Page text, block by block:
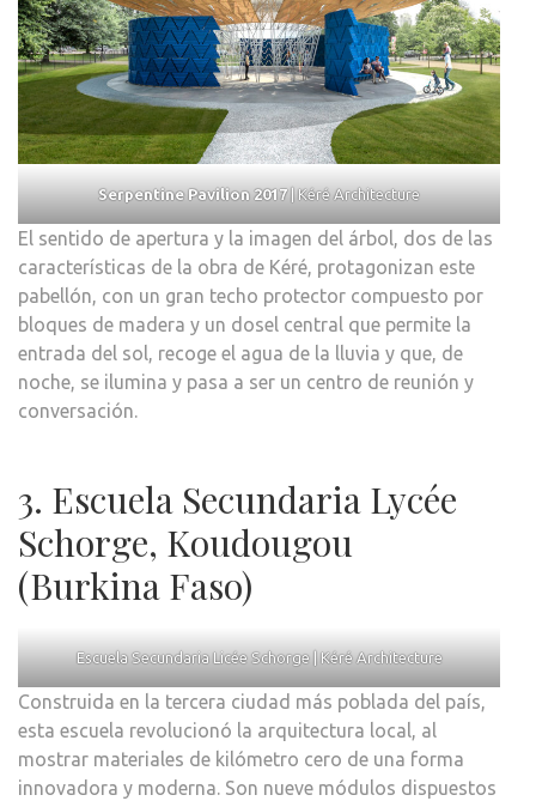
Serpentine Pavilion 2017| Kéré Architecture
El sentido de apertura y la imagen del árbol, dos de las
características de la obra de Kéré, protagonizan este
pabellón, con un gran techo protector compuesto por
bloques de madera y un dosel central que permite la
entrada del sol, recoge el agua de la lluvia y que, de
noche, se ilumina y pasa a ser un centro de reunión y
conversación.
3. Escuela Secundaria Lycée
Schorge, Koudougou
(Burkina Faso)
Escuela Secundaria Licée Schorge | Kéré Architecture
Construida en la tercera ciudad más poblada del país,
esta escuela revolucionó la arquitectura local, al
mostrar materiales de kilómetro cero de una forma
innovadora y moderna. Son nueve módulos dispuestos